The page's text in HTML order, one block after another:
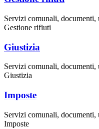
Servizi comunali,
Gestione rifiuti
Giustizia
Servizi comunali,
Giustizia
Imposte
Servizi comunali,
Imposte